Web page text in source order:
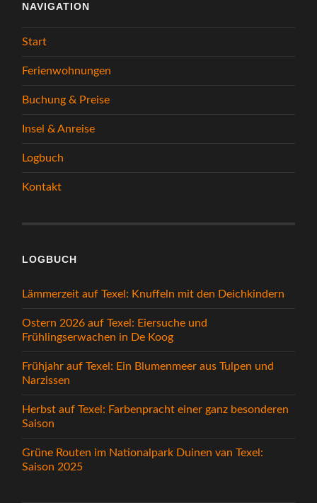
NAVIGATION
Start
Ferienwohnungen
Buchung & Preise
Insel & Anreise
Logbuch
Kontakt
LOGBUCH
Lämmerzeit auf Texel: Knuffeln mit den Deichkindern
Ostern 2026 auf Texel: Eiersuche und
Frühlingserwachen in De Koog
Frühjahr auf Texel: Ein Blumenmeer aus Tulpen und
Narzissen
Herbst auf Texel: Farbenpracht einer ganz besonderen
Saison
Grüne Routen im Nationalpark Duinen van Texel:
Saison 2025